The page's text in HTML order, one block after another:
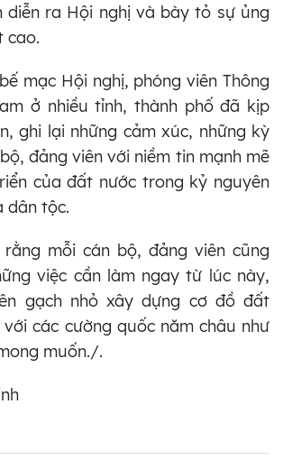
diễn ra Hội nghị và bày tỏ sự ủng
cao.
mạc Hội nghị, phóng viên Thông
ở nhiều tỉnh, thành phố đã kịp
ghi lại những cảm xúc, những kỳ
đảng viên với niềm tin mạnh mẽ
của đất nước trong kỷ nguyên
dân tộc.
rằng mỗi cán bộ, đảng viên cũng
việc cần làm ngay từ lúc này,
gạch nhỏ xây dựng cơ đồ đất
các cường quốc năm châu như
muốn./.